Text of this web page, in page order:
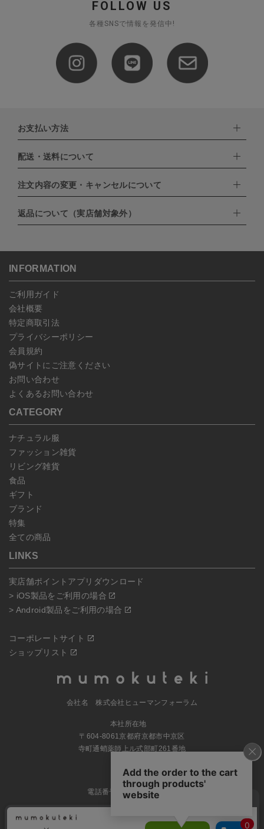
FOLLOW US
各種SNSで情報を発信中!
お支払い方法
下記お支払い方法よりお選びいただけます。
・クレジットカード（VISA,mastercard,JCB,AMERICAN
EXPRESS,Diners Club）
・PayPay
・NP後払い
配送・送料について
配達業者：日本郵便
北海道：1,400円
沖縄：1,400円
注文内容の変更・キャンセルについて
ご注文日当日から翌日のAM9:00までにご連絡頂いた場合はキャン
セルは可能です。
ンセルしていただいた後、ご希望の商品のみ再度ご注文お願いしま
予約商品など一部キャンセルが出来ない場合がございます。あらか
じめご了承ください。
返品について（実店舗対象外）
こちらよりご依頼ください。
INFORMATION
ご利用ガイド
会社概要
特定商取引法
プライバシーポリシー
会員規約
偽サイトにご注意ください
お問い合わせ
よくあるお問い合わせ
CATEGORY
ナチュラル服
ファッション雑貨
リビング雑貨
食品
ギフト
ブランド
特集
全ての商品
LINKS
実店舗ポイントアプリダウンロード
> iOS製品をご利用の場合
> Android製品をご利用の場合
コーポレートサイト
ショップリスト
会社名 株式会社ヒューマンフォーラム
本社所在地
〒604-8061京都府京都市中京区
寺町通蛸薬師上ル式部町261番地
MAP
電話番号 070-5504-0806